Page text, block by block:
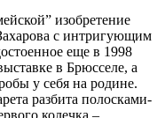
изобретение
с интригующим
еще в 1998
в Брюсселе, а
у себя на родине.
разбита полосками-